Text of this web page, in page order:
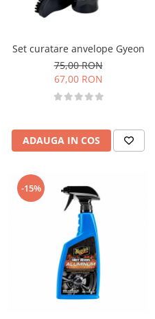
Set curatare anvelope Gyeon
75,00 RON
67,00 RON
ADAUGA IN COS
-15%